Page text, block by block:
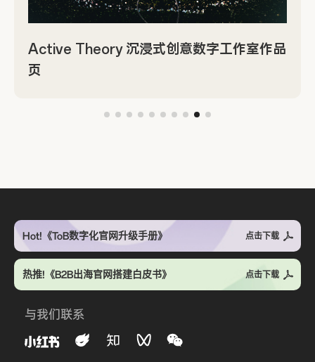
Active Theory 沉浸式创意数字工作室作品
页
Hot!《ToB数字化官网升级手册》 点击下载
热推!《B2B出海官网搭建白皮书》 点击下载
与我们联系